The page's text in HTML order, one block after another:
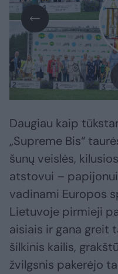
Daugiau kaip
„Supreme Bis“
šunų veislės,
atstovui –
vadinami Europos
Lietuvoje pirmieji
aisiais ir gana greit
šilkinis kailis,
žvilgsnis pakerėjo